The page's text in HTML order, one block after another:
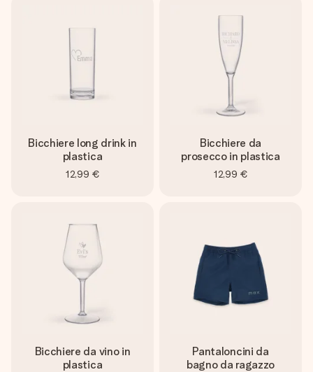
Bicchiere long drink in
plastica
12,99 €
Bicchiere da
prosecco in plastica
12,99 €
Bicchiere da vino in
plastica
Pantaloncini da
bagno da ragazzo